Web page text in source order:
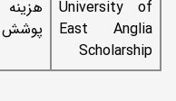
University of
East Anglia
Scholarship
پوشش